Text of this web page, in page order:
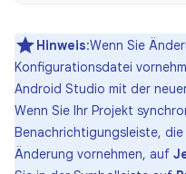
Hinweis:Wenn Sie
Konfigurationsdatei
Android Studio mit der
Wenn Sie Ihr Projekt
Benachrichtigungsleiste,
Änderung vornehmen, auf